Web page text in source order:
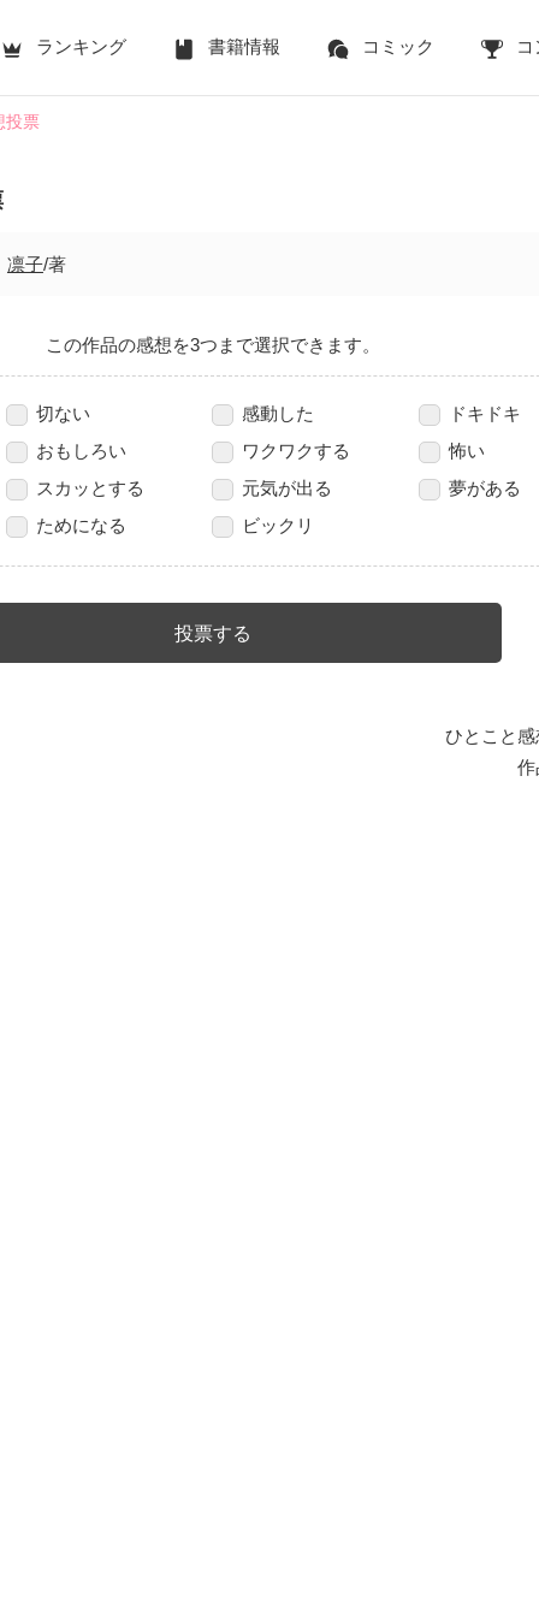
ランキング 書籍情報 コミック
投票
凛子/著
この作品の感想を3つまで選択できます。
切ない 感動した
ドキドキ
おもしろい
ワクワクする
怖い
スカッとする
元気が出る
夢がある
ためになる
ビックリ
ひとこと
作